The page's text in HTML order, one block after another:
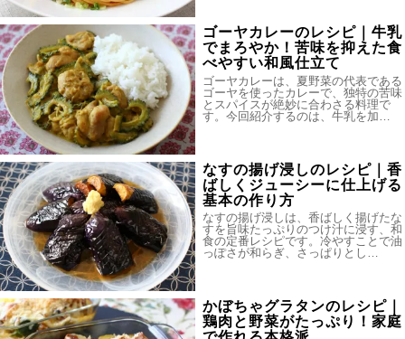
ゴーヤカレーのレシピ｜牛乳
でまろやか！苦味を抑えた食
べやすい和風仕立て
ゴーヤカレーは、夏野菜の代表である
ゴーヤを使ったカレーで、独特の苦味
とスパイスが絶妙に合わさる料理で
す。今回紹介するのは、牛乳を加…
なすの揚げ浸しのレシピ｜香
ばしくジューシーに仕上げる
基本の作り方
なすの揚げ浸しは、香ばしく揚げたな
すを旨味たっぷりのつけ汁に浸す、和
食の定番レシピです。冷やすことで油
っぽさが和らぎ、さっぱりとし…
かぼちゃグラタンのレシピ｜
鶏肉と野菜がたっぷり！家庭